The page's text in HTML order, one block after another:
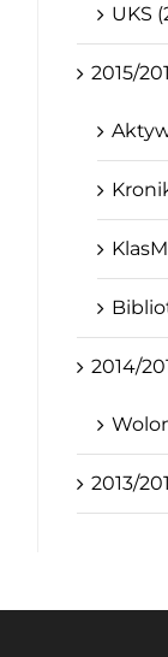
UKS
2015/
2014/
2013/